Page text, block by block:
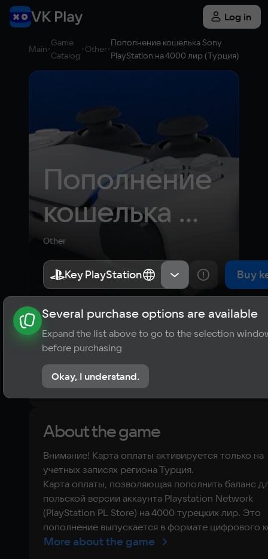
Log in
Main
Game
Catalog
Other
Пополнение кошелька Sony
PlayStation на 4000 лир (Турция)
Пополнение
кошелька
Sony
PlayStation
на 4000 лир
(Турция)
Other
Key PlayStation Турция Buy
About the game News Requirements
? Player ratings
No reviews
About the game
Внимание! Карта оплаты активируется только на
учетных записях региона Турция.
Kарта оплаты, позволяющая пополнить баланс
польской версии аккаунта Playstation Network
(PlayStation PL Store) на 4000 турецких лир. Это
пополнение выпускается в формате цифрового
More about the game
Key PlayStation Турция
Several purchase options are available
Expand the list above to go to the selection
before purchasing
Okay, I understand.